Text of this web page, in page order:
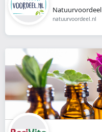
Natuurvoordeel
natuurvoordeel.nl